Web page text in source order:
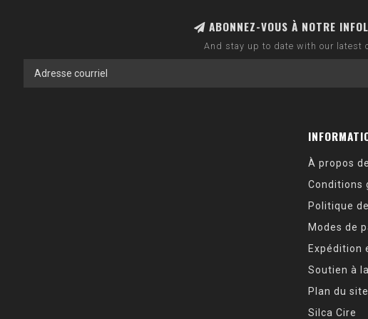
ABONNEZ-VOUS À NOTRE
And stay up to date with our latest
À propos
Conditions
Politique
Modes de
Expédition
Soutien à
Plan du site
Silca Cire